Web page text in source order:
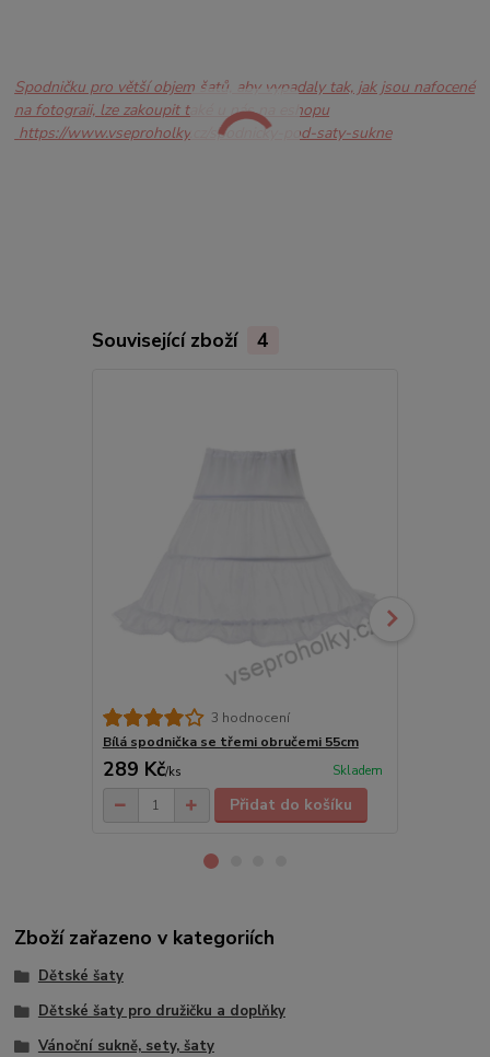
Spodničku pro větší objem šatů, aby vypadaly tak, jak jsou nafocené
na fotograii, lze zakoupit také u nás na eshopu
https://www.vseproholky.cz/spodnicky-pod-saty-sukne
Související zboží 4
3 hodnocení
Bílá spodnička se třemi obručemi 55cm
289 Kč/ks Skladem
Přidat do košíku
Zboží zařazeno v kategoriích
Dětské šaty
Dětské šaty pro družičku a doplňky
Vánoční sukně, sety, šaty